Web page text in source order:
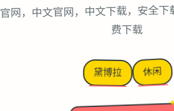
官网，中文官网，中文下载，安全
费下载
黛博拉 休闲